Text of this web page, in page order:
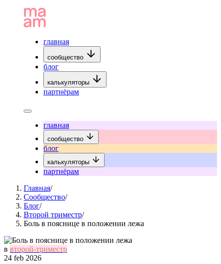
главная
сообщество
блог
калькуляторы
партнёрам
главная
сообщество
блог
калькуляторы
партнёрам
Главная/
Сообщество/
Блог/
Второй триместр/
Боль в пояснице в положении лежа
в второй-триместр
24 feb 2026